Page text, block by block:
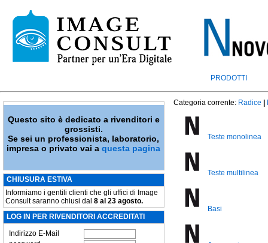
PRODOTTI
Questo sito è dedicato a rivenditori e
grossisti.
Se sei un professionista, laboratorio,
impresa o privato vai aquesta pagina
CHIUSURA ESTIVA
Informiamo i gentili clienti che gli uffici di Image
Consult saranno chiusi dal 8 al 23 agosto.
LOG IN PER RIVENDITORI ACCREDITATI
Indirizzo E-Mail
Categoria corrente: Radice
Teste monolinea
Teste multilinea
Basi